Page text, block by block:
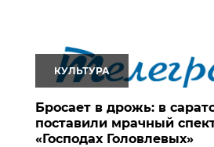
КУЛЬТУРА
Бросает в дрожь: в
поставили мрачный
«Господах Головлевых»